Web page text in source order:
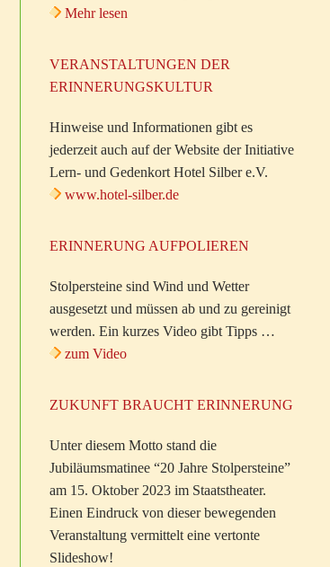
Mehr lesen
VERANSTALTUNGEN DER
ERINNERUNGSKULTUR
Hinweise und Informationen gibt es
jederzeit auch auf der Website der Initiative
Lern- und Gedenkort Hotel Silber e.V.
www.hotel-silber.de
ERINNERUNG AUFPOLIEREN
Stolpersteine sind Wind und Wetter
ausgesetzt und müssen ab und zu gereinigt
werden. Ein kurzes Video gibt Tipps …
zum Video
ZUKUNFT BRAUCHT ERINNERUNG
Unter diesem Motto stand die
Jubiläumsmatinee “20 Jahre Stolpersteine”
am 15. Oktober 2023 im Staatstheater.
Einen Eindruck von dieser bewegenden
Veranstaltung vermittelt eine vertonte
Slideshow!